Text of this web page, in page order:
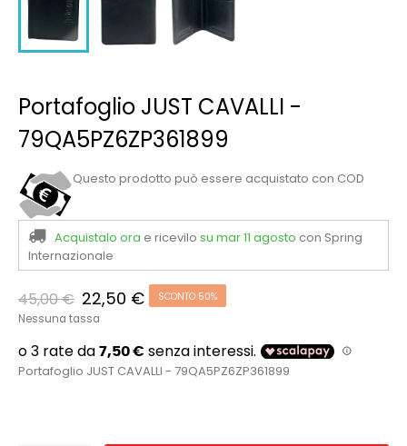
Portafoglio JUST CAVALLI -
79QA5PZ6ZP361899
Questo prodotto può essere acquistato con COD
Acquistalo ora e ricevilo su mar 11 agosto con Spring
Internazionale
45,00 € 22,50 € SCONTO 50%
Nessuna tassa
Portafoglio JUST CAVALLI - 79QA5PZ6ZP361899